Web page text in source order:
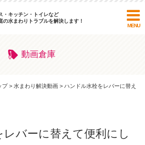
・キッチン・トイレなど
の水まわりトラブルを解決します！
MENU
動画倉庫
プ> 水まわり解決動画 > ハンドル水栓をレバーに替え
バーに替えて便利にし